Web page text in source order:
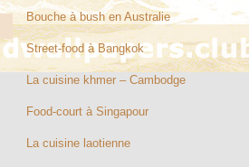
Bouche à bush en Australie
Street-food à Bangkok
La cuisine khmer – Cambodge
Food-court à Singapour
La cuisine laotienne